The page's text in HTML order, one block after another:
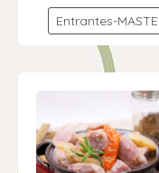
Entrantes-